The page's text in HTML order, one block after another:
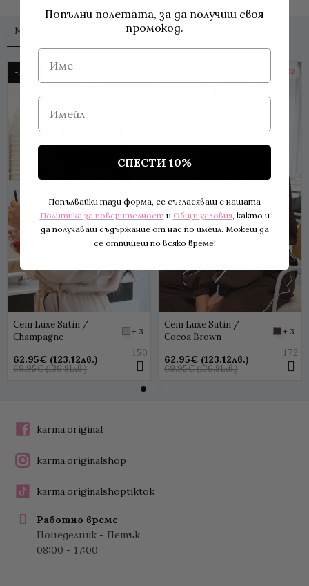
MORE TO LOVE
-10 %
Сет Luxe Satin /
Champagne
+ 3
62.95€ (123.12лв.)
69.95€ (136.81лв.)
150
BESTSELLER
Сет Luxe Satin /
Cocoa Brown
+ 3
62.95€ (123.12лв.)
69.95€ (136.81лв.)
172
karma.original
karma.originalshop
karma.originalshoptiktok
Работно време
Понеделник - Петък
08:00 - 17:00
Попълни полетата, за да получиш своя
промокод.
Име
Имейл
СПЕСТИ 10%
Попълвайки тази форма, се съгласяваш с нашата
Политика за поверителности Общи условия, както и
да получаваш съдържание от нас по имейл. Можеш да
се отпишеш по всяко време!